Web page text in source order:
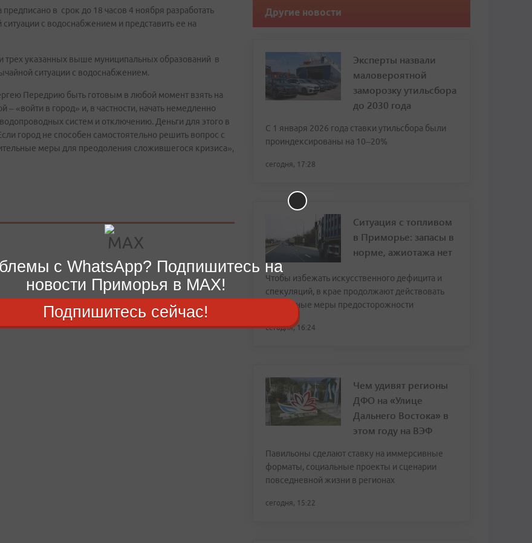
в срок до 18 часов 4 ноября разработать
с водоснабжением и представить ее на
трех указанных выше муниципальных образований в
ситуации с водоснабжением.
Передрию быть готовым в любой момент взять на
– «войти в город» и, в частности, начать немедленно
систем и отключению. Деньги для этого в
город не способен самостоятельно решить вопрос с
меры для преодоления сложившегося кризиса»,
Другие новости
Эксперты назвали
маловероятной
заморозку утильсбора
до 2030 года
С 1 января 2026 года ставки утильсбора были
проиндексированы на 10–20%
сегодня, 17:28
Ситуация с топливом
в Приморье: запасы в
норме, ажиотажа нет
Чтобы избежать искусственного дефицита и
спекуляций, в крае продолжают действовать
временные меры предосторожности
сегодня, 16:24
Чем удивят регионы
ДФО на «Улице
Дальнего Востока» в
этом году на ВЭФ
Павильоны сделают ставку на иммерсивные
форматы, социальные проекты и сценарии
повседневной жизни в регионах
сегодня, 15:22
с WhatsApp? Подпишитесь на
новости Приморья в MAX!
Подпишитесь сейчас!